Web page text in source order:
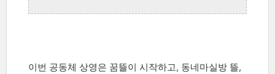
이번 공동체 상영은 꿈뜰이 시작하고, 동네마실방 뜰,